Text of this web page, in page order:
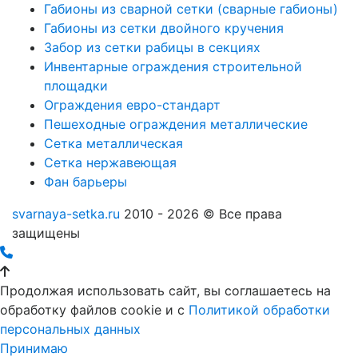
Габионы из сварной сетки (сварные габионы)
Габионы из сетки двойного кручения
Забор из сетки рабицы в секциях
Инвентарные ограждения строительной
площадки
Ограждения евро-стандарт
Пешеходные ограждения металлические
Сетка металлическая
Сетка нержавеющая
Фан барьеры
svarnaya-setka.ru 2010 - 2026 © Все права
защищены
Продолжая использовать сайт, вы соглашаетесь на
обработку файлов cookie и c Политикой обработки
персональных данных
Принимаю